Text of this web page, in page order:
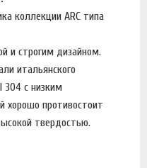
коллекции ARC типа
и строгим дизайном.
итальянского
304 с низким
хорошо противостоит
твердостью.